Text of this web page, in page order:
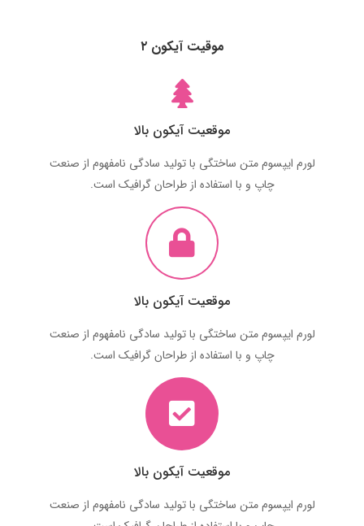
موقیت آیکون ۲
موقعیت آیکون بالا
لورم ایپسوم متن ساختگی با تولید سادگی نامفهوم از صنعت
چاپ و با استفاده از طراحان گرافیک است.
موقعیت آیکون بالا
لورم ایپسوم متن ساختگی با تولید سادگی نامفهوم از صنعت
چاپ و با استفاده از طراحان گرافیک است.
موقعیت آیکون بالا
لورم ایپسوم متن ساختگی با تولید سادگی نامفهوم از صنعت